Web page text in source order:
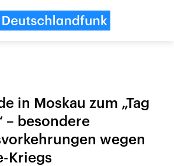
in Moskau zum „Tag
– besondere
wegen
Kriegs